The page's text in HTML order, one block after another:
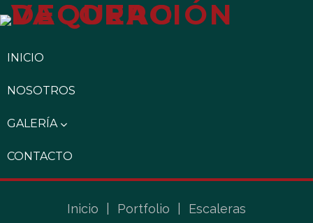
INICIO
NOSOTROS
GALERÍA
CONTACTO
Inicio Portfolio Escaleras